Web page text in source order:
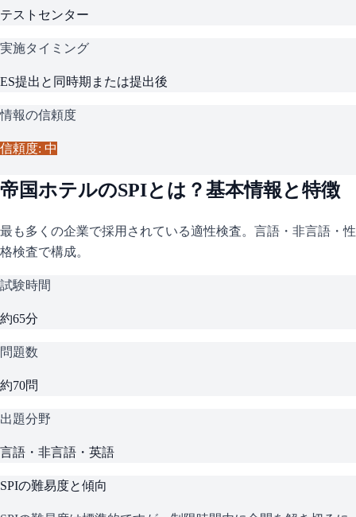
テストセンター
実施タイミング
ES提出と同時期または提出後
情報の信頼度
信頼度: 中
帝国ホテルのSPIとは？基本情報と特徴
最も多くの企業で採用されている適性検査。言語・非言語・性
格検査で構成。
試験時間
約65分
問題数
約70問
出題分野
言語・非言語・英語
SPIの難易度と傾向